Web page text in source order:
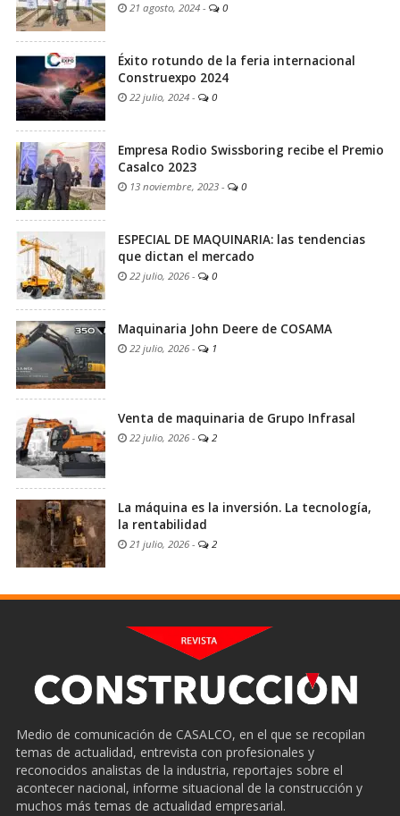
21 agosto, 2024 - 0
Éxito rotundo de la feria internacional
Construexpo 2024
22 julio, 2024 - 0
Empresa Rodio Swissboring recibe el Premio
Casalco 2023
13 noviembre, 2023 - 0
ESPECIAL DE MAQUINARIA: las tendencias
que dictan el mercado
22 julio, 2026 - 0
Maquinaria John Deere de COSAMA
22 julio, 2026 - 1
Venta de maquinaria de Grupo Infrasal
22 julio, 2026 - 2
La máquina es la inversión. La tecnología,
la rentabilidad
21 julio, 2026 - 2
Medio de comunicación de CASALCO, en el que se recopilan
temas de actualidad, entrevista con profesionales y
reconocidos analistas de la industria, reportajes sobre el
acontecer nacional, informe situacional de la construcción y
muchos más temas de actualidad empresarial.